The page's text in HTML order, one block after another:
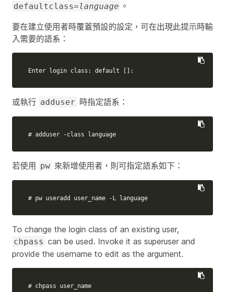
defaultclass=language 。
要在建立使用者時覆蓋預設的設定，可在出現此提示時輸
入需要的語系：
Enter login class: default [] :
或執行 adduser 時指定語系：
# adduser -class language
若使用 pw 來新增使用者，則可指定語系如下：
# pw useradd user_name -L language
To change the login class of an existing user,
chpass can be used. Invoke it as superuser and
provide the username to edit as the argument.
# chpass user_name